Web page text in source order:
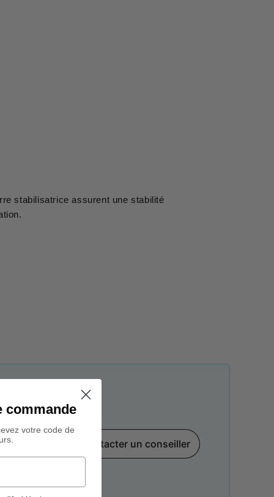
stabilisatrice assurent une stabilité
Contacter un conseiller
commande
votre code de